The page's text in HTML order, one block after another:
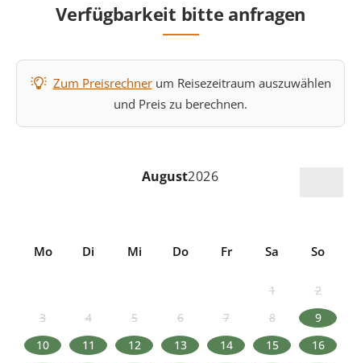
Verfügbarkeit bitte anfragen
Zum Preisrechnerum Reisezeitraum auszuwählen
und Preis zu berechnen.
August2026
Mo Di Mi Do Fr Sa So
1
2
3
4 5 6 7 8
9
10
11 12 13 14 15
16